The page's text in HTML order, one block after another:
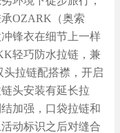
OZARK（奥索
锋衣在细节上一样
轻巧防水拉链，兼
拉链配搭襟，开启
头安装有延长拉
加强，口袋拉链和
动标识之后对缝合